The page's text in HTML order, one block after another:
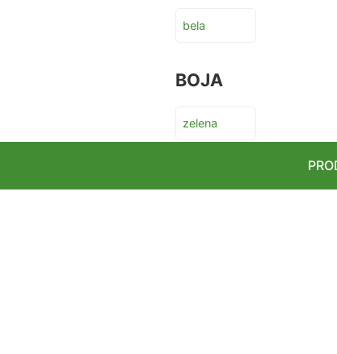
bela
BOJA
zelena